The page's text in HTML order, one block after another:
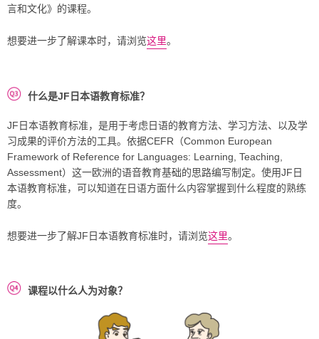
言和文化》的课程。
想要进一步了解课本时，请浏览这里。
什么是JF日本语教育标准？
JF日本语教育标准，是用于考虑日语的教育方法、学习方法、以及学
习成果的评价方法的工具。依据CEFR（Common European
Framework of Reference for Languages: Learning, Teaching,
Assessment）这一欧洲的语音教育基础的思路编写制定。使用JF日
本语教育标准，可以知道在日语方面什么内容掌握到什么程度的熟练
度。
想要进一步了解JF日本语教育标准时，请浏览这里。
课程以什么人为对象？